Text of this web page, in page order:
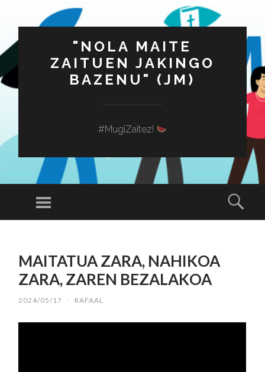
"NOLA MAITE
ZAITUEN JAKINGO
BAZENU" (JM)
#MugiZaitez!
Menú
CONTENIDO
MAITATUA ZARA, NAHIKOA
ZARA, ZAREN BEZALAKOA
2024/05/17 / RAFAAL